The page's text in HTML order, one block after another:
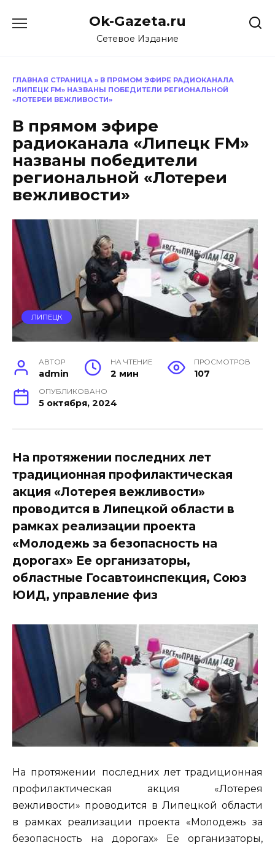
Ok-Gazeta.ru
Сетевое Издание
ГЛАВНАЯ СТРАНИЦА » В ПРЯМОМ ЭФИРЕ РАДИОКАНАЛА
«ЛИПЕЦК FM» НАЗВАНЫ ПОБЕДИТЕЛИ РЕГИОНАЛЬНОЙ
«ЛОТЕРЕИ ВЕЖЛИВОСТИ»
В прямом эфире
радиоканала «Липецк FM»
названы победители
региональной «Лотереи
вежливости»
ЛИПЕЦК
АВТОР
admin
НА ЧТЕНИЕ
2 мин
ПРОСМОТРОВ
107
ОПУБЛИКОВАНО
5 октября, 2024
На протяжении последних лет
традиционная профилактическая
акция «Лотерея вежливости»
проводится в Липецкой области в
рамках реализации проекта
«Молодежь за безопасность на
дорогах» Ее организаторы,
областные Госавтоинспекция, Союз
ЮИД, управление физ
На протяжении последних лет традиционная
профилактическая акция «Лотерея
вежливости» проводится в Липецкой области
в рамках реализации проекта «Молодежь за
безопасность на дорогах» Ее организаторы,